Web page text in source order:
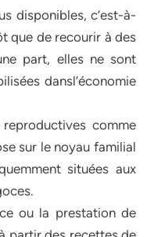
disponibles, c’est-à-
que de recourir à des
part, elles ne sont
dansl’économie
comme
sur le noyau familial
situées aux
ou la prestation de